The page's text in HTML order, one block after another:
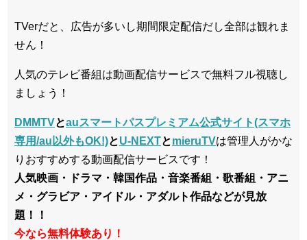
TVerだと、広告が多いし期間限定配信だし全部は観れま
せん！
人気のテレビ番組は動画配信サービスで無料フル視聴し
ましょう！
DMMTVとauスマートパスプレミアム公式サイト(スマホ
専用/au以外もOK!)とU-NEXTとmieruTVは管理人がかな
りおすすめする動画配信サービスです！
人気映画・ドラマ・韓国作品・音楽番組・歌番組・アニ
メ・グラビア・アイドル・アダルト作品などが見放
題！！
今なら無料体験あり！